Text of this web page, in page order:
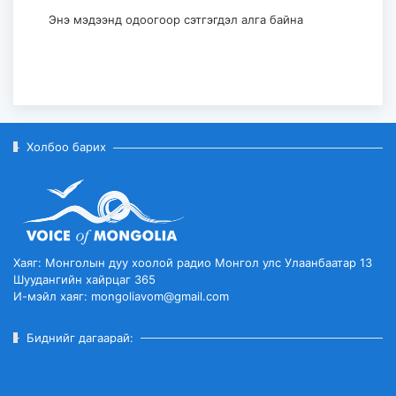
Их Британи дахь аялан тогло...
Энэ мэдээнд одоогоор сэтгэгдэл алга байна
Холбоо барих
Хаяг: Монголын дуу хоолой радио Монгол улс Улаанбаатар 13
Шуудангийн хайрцаг 365
И-мэйл хаяг: mongoliavom@gmail.com
Биднийг дагаарай: